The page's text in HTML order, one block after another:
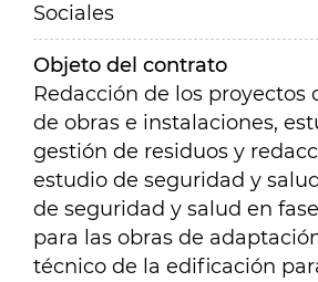
Sociales
Objeto del contrato
Redacción de los proyectos
de obras e instalaciones,
gestión de residuos y
estudio de seguridad y
de seguridad y salud en
para las obras de
técnico de la edificación